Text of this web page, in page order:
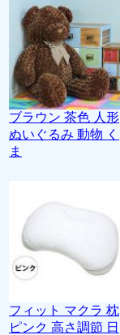
ブラウン 茶色 人形
ぬいぐるみ 動物 く
ま
フィット マクラ 枕
ピンク 高さ調節 日